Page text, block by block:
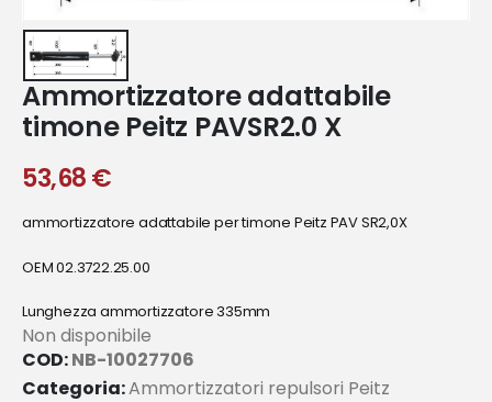
Ammortizzatore adattabile
timone Peitz PAVSR2.0 X
53,68€
ammortizzatore adattabile per timone Peitz PAV SR2,0X
OEM 02.3722.25.00
Lunghezza ammortizzatore 335mm
Non disponibile
COD:NB-10027706
Categoria:Ammortizzatori repulsori Peitz